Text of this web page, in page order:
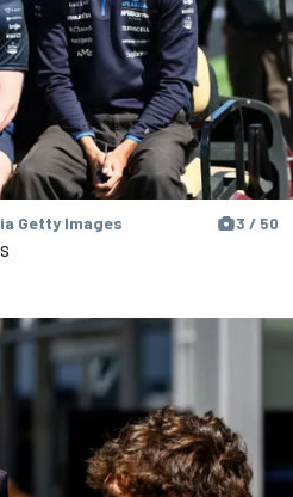
Getty Images 3 / 50